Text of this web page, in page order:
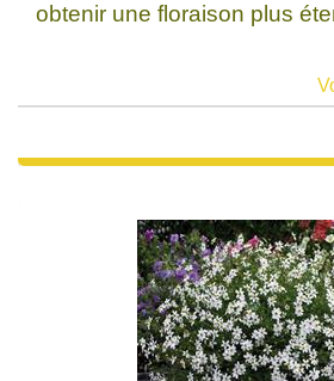
obtenir une floraison plus